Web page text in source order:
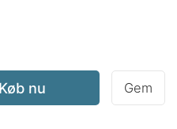
Køb nu Gem